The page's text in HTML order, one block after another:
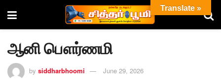
ஆனி பௌர்ணமி
by siddharbhoomi June 29, 2026
Translate »